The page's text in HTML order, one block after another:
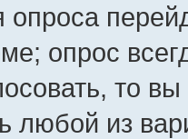
опроса
опрос
то
любой из